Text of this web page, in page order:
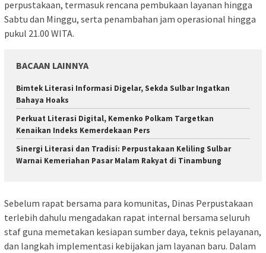
perpustakaan, termasuk rencana pembukaan layanan hingga
Sabtu dan Minggu, serta penambahan jam operasional hingga
pukul 21.00 WITA.
BACAAN LAINNYA
Bimtek Literasi Informasi Digelar, Sekda Sulbar Ingatkan
Bahaya Hoaks
Perkuat Literasi Digital, Kemenko Polkam Targetkan
Kenaikan Indeks Kemerdekaan Pers
Sinergi Literasi dan Tradisi: Perpustakaan Keliling Sulbar
Warnai Kemeriahan Pasar Malam Rakyat di Tinambung
Sebelum rapat bersama para komunitas, Dinas Perpustakaan
terlebih dahulu mengadakan rapat internal bersama seluruh
staf guna memetakan kesiapan sumber daya, teknis pelayanan,
dan langkah implementasi kebijakan jam layanan baru. Dalam